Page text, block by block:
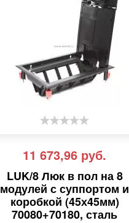
11 673,96 руб.
LUK/8 Люк в пол на 8
модулей с суппортом и
коробкой (45х45мм)
70080+70180, сталь